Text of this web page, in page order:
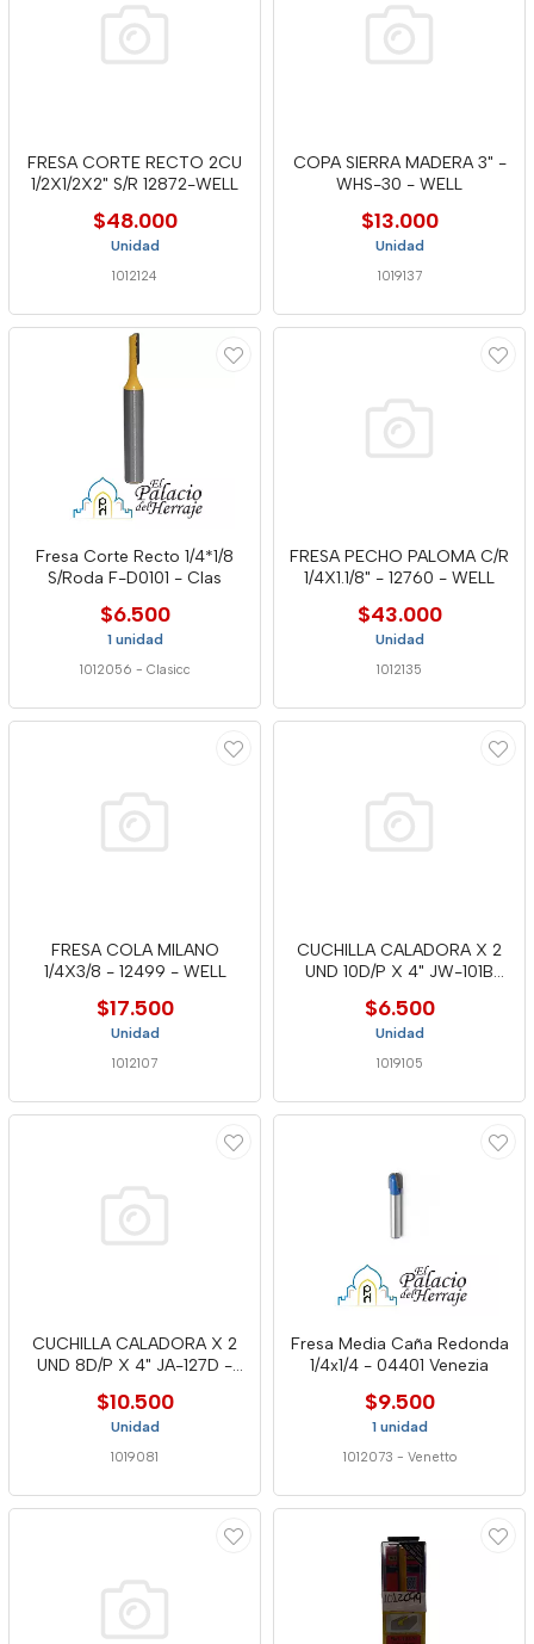
FRESA CORTE RECTO 2CU
1/2X1/2X2" S/R 12872-WELL
$48.000
Unidad
1012124
COPA SIERRA MADERA 3" -
WHS-30 - WELL
$13.000
Unidad
1019137
Fresa Corte Recto 1/4*1/8
S/Roda F-D0101 - Clas
$6.500
1 unidad
1012056 - Clasicc
FRESA PECHO PALOMA C/R
1/4X1.1/8" - 12760 - WELL
$43.000
Unidad
1012135
FRESA COLA MILANO
1/4X3/8 - 12499 - WELL
$17.500
Unidad
1012107
CUCHILLA CALADORA X 2
UND 10D/P X 4" JW-101B
$6.500
Unidad
1019105
CUCHILLA CALADORA X 2
UND 8D/P X 4" JA-127D -
$10.500
Unidad
1019081
Fresa Media Caña Redonda
1/4x1/4 - 04401 Venezia
$9.500
1 unidad
1012073 - Venetto